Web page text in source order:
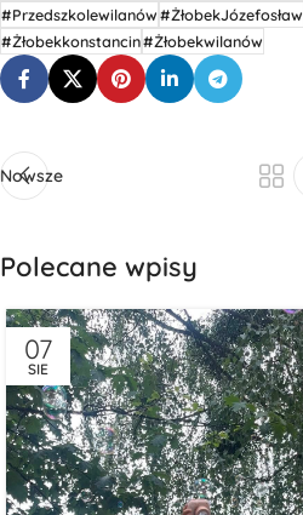
#Przedszkolewilanów#ŻłobekJózefosław
#Żłobekkonstancin#Żłobekwilanów
Nowsze
Polecane wpisy
07
SIE